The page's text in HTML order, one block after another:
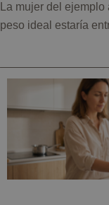
La mujer del
peso ideal estaría